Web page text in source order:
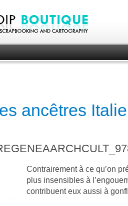
ancêtres
Contrairement à ce qu’on
plus insensibles à
contribuent eux aussi à